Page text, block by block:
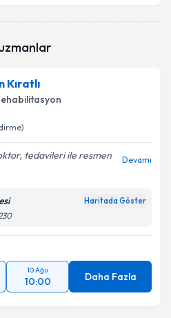
randevu almanız için bir
işlenmesine ilişkinAydınlatma
kişisel verilerimin belirtilen
Kıratlı
tedavileri ile resmen
Devamı
Haritada Göster
10 Ağu
10:00 Daha Fazla